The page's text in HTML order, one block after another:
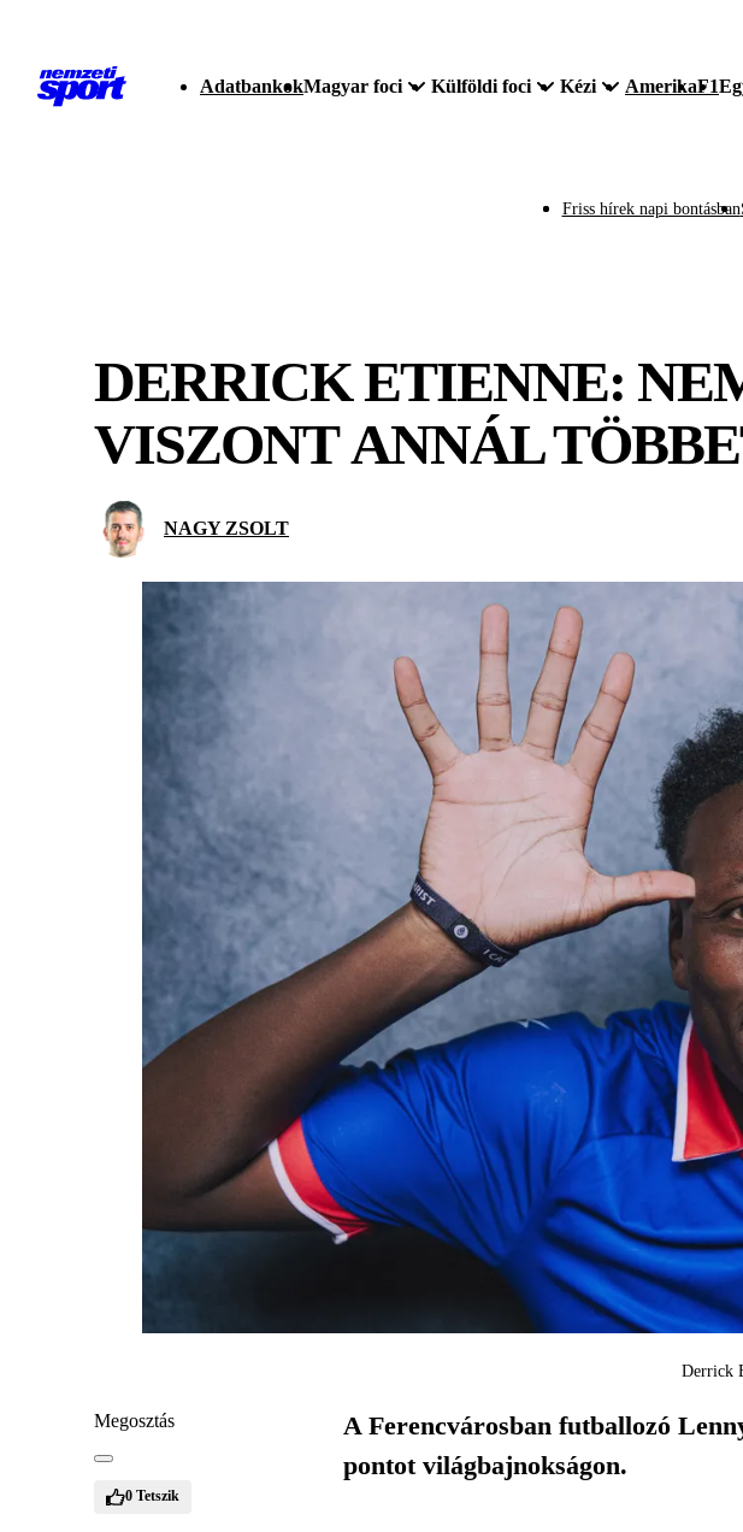
AdatbankokMagyar foci Külföldi foci Kézi AmerikaF1
Friss hírek napi bontásban
DERRICK ETIENNE:
VISZONT ANNÁL
NAGY ZSOLT
Derrick
Megosztás
0 Tetszik
A Ferencvárosban futballozó
pontot világbajnokságon.